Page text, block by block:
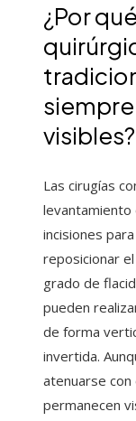
¿Por
visibles?
Las cirugías
levantamiento
incisiones
reposicionar
grado de
pueden
de forma
invertida.
atenuarse
permanecen